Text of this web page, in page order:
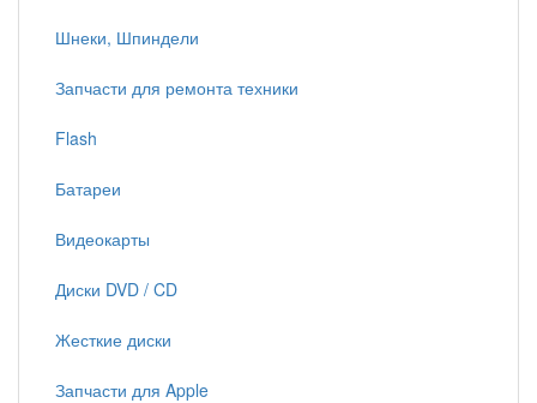
Шнеки, Шпиндели
Запчасти для ремонта техники
Flash
Батареи
Видеокарты
Диски DVD / CD
Жесткие диски
Запчасти для Apple